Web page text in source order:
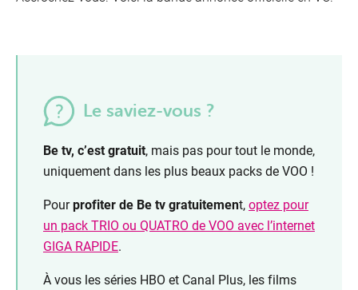
Le saviez-vous ?
Be tv, c’est gratuit, mais pas pour tout le monde,
uniquement dans les plus beaux packs de VOO !
Pourprofiter de Be tv gratuitement,optez pour
un pack TRIO ou QUATRO de VOO avec l’internet
GIGA RAPIDE.
À vous les séries HBO et Canal Plus, les films